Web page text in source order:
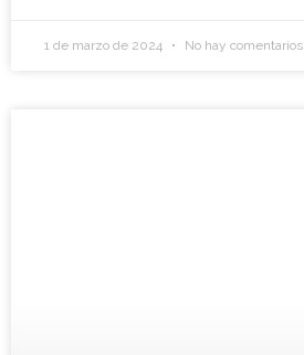
1 de marzo de 2024 No hay comentarios